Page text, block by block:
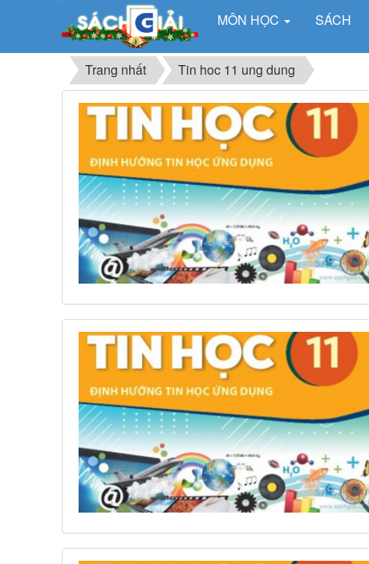
MÔN HỌC SÁCH
Trang nhất Tin hoc 11 ung dung